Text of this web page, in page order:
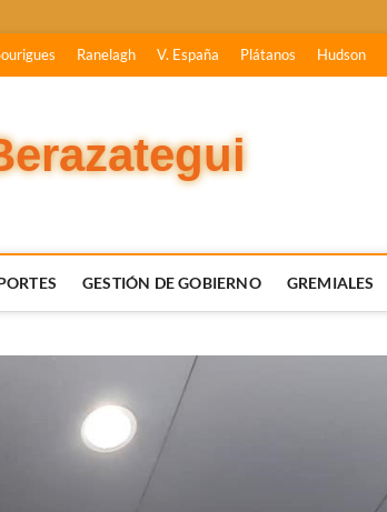
Ranelagh V. España Plátanos Hudson
GESTIÓN DE GOBIERNO GREMIALES